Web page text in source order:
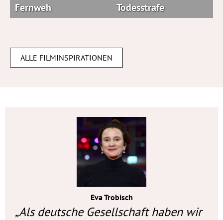
Fernweh Todesstrafe
ALLE FILMINSPIRATIONEN
Eva Trobisch
Als deutsche Gesellschaft haben wir